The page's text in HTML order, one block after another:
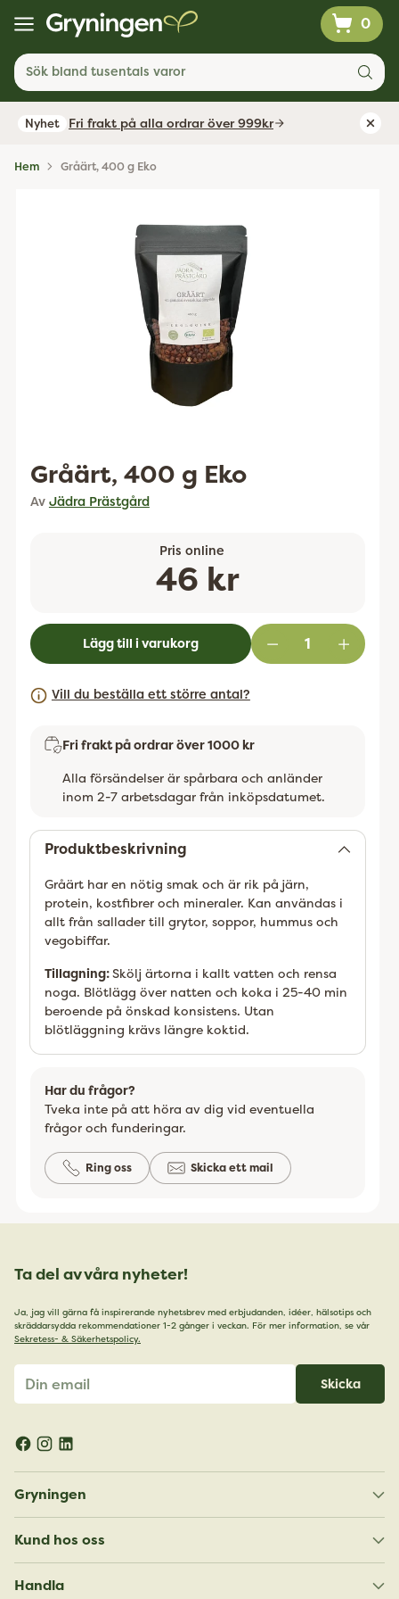
0
Sök bland tusentals varor
Nyhet Fri frakt på alla ordrar över 999kr
Hem Gråärt, 400 g Eko
Gråärt, 400 g Eko
Av Jädra Prästgård
Pris online
Ordinarie
pris
46 kr
Lägg till i varukorg
Vill du beställa ett större antal?
Fri frakt på ordrar över 1000 kr
Alla försändelser är spårbara och anländer
inom 2-7 arbetsdagar från inköpsdatumet.
Produktbeskrivning
Gråärt har en nötig smak och är rik på järn,
protein, kostfibrer och mineraler. Kan användas i
allt från sallader till grytor, soppor, hummus och
vegobiffar.
Tillagning:Skölj ärtorna i kallt vatten och rensa
noga. Blötlägg över natten och koka i 25-40 min
beroende på önskad konsistens. Utan
blötläggning krävs längre koktid.
Har du frågor?
Tveka inte på att höra av dig vid eventuella
frågor och funderingar.
Ring oss Skicka ett mail
Ta del av våra nyheter!
Ja, jag vill gärna få inspirerande nyhetsbrev med erbjudanden, idéer, hälsotips och
skräddarsydda rekommendationer 1-2 gånger i veckan. För mer information, se vår
Sekretess- & Säkerhetspolicy.
email
Skicka
Gryningen
Kund hos oss
Handla